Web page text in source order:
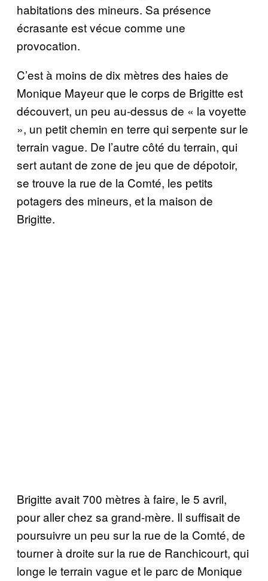
habitations des mineurs. Sa présence
écrasante est vécue comme une
provocation.
C’est à moins de dix mètres des haies de
Monique Mayeur que le corps de Brigitte est
découvert, un peu au-dessus de « la voyette
», un petit chemin en terre qui serpente sur le
terrain vague. De l’autre côté du terrain, qui
sert autant de zone de jeu que de dépotoir,
se trouve la rue de la Comté, les petits
potagers des mineurs, et la maison de
Brigitte.
Brigitte avait 700 mètres à faire, le 5 avril,
pour aller chez sa grand-mère. Il suffisait de
poursuivre un peu sur la rue de la Comté, de
tourner à droite sur la rue de Ranchicourt, qui
longe le terrain vague et le parc de Monique